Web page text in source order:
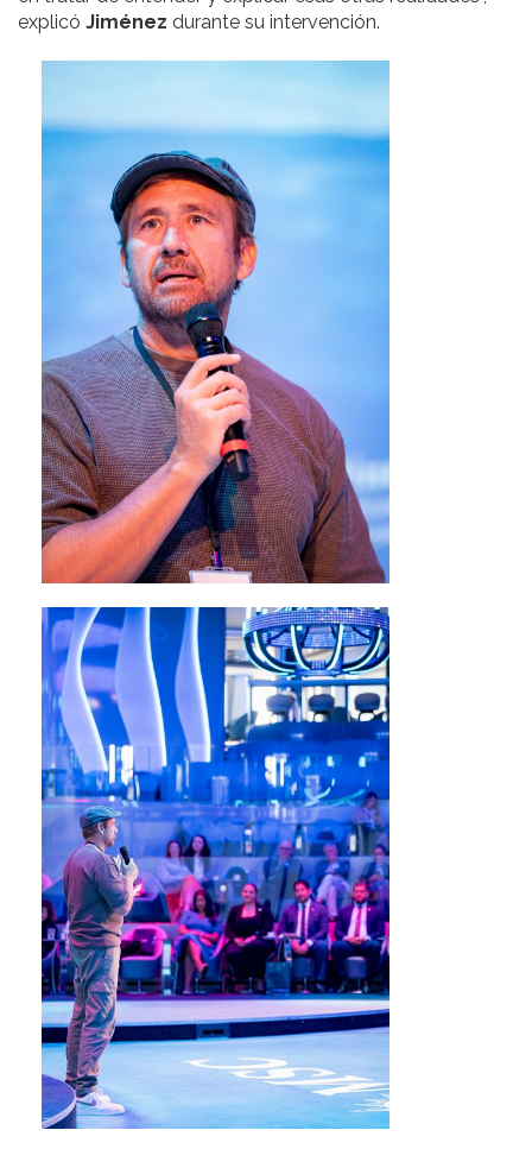
explicó Jiménez durante su intervención.